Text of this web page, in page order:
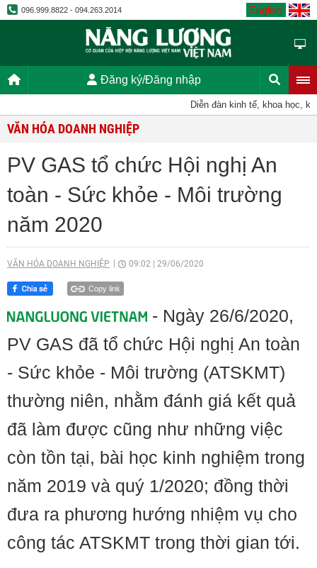
096.999.8822 - 094.263.2014 English
Đăng ký/Đăng nhập
Diễn đàn kinh tế, khoa học, kỹ
VĂN HÓA DOANH NGHIỆP
PV GAS tổ chức Hội nghị An
toàn - Sức khỏe - Môi trường
năm 2020
VĂN HÓA DOANH NGHIỆP 09:02 29/06/2020
Copy link
- Ngày 26/6/2020,
PV GAS đã tổ chức Hội nghị An toàn
- Sức khỏe - Môi trường (ATSKMT)
thường niên, nhằm đánh giá kết quả
đã làm được cũng như những việc
còn tồn tại, bài học kinh nghiệm trong
năm 2019 và quý 1/2020; đồng thời
đưa ra phương hướng nhiệm vụ cho
công tác ATSKMT trong thời gian tới.